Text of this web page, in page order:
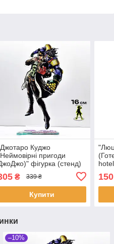
Куджо
пригоди
фігурка (стенд)
₴ 339 ₴
Купити
150
–10%